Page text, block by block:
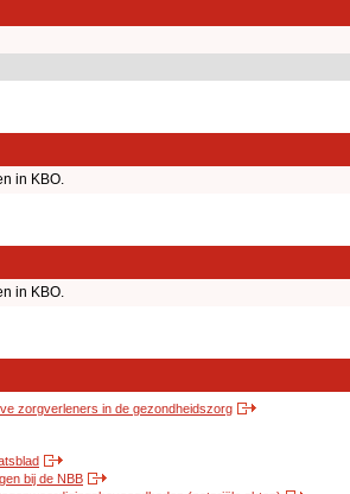
in KBO.
in KBO.
zorgverleners in de gezondheidszorg
bij de NBB